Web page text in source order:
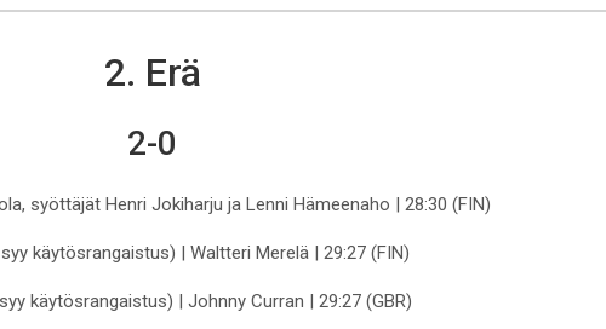
2. Erä
2-0
syöttäjät Henri Jokiharju ja Lenni Hämeenaho | 28:30 (FIN)
käytösrangaistus) | Waltteri Merelä | 29:27 (FIN)
käytösrangaistus) | Johnny Curran | 29:27 (GBR)